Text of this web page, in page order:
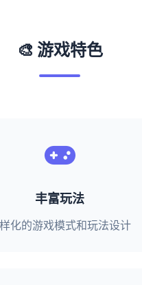
🎨 游戏特色
丰富玩法
化的游戏模式和玩法设计